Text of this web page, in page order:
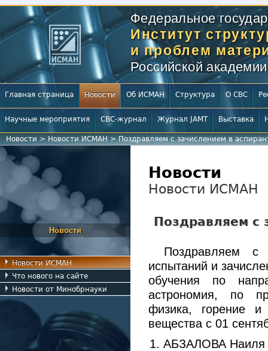
Федеральное
Институт
и проблем
Российской
Главная страница Новости Об ИСМАН Структура О СВС
Научные мероприятия СВС-журнал Журнал JAMT Выставка
Новости>Новости ИСМАН>Поздравляем с зачислением в
Новости
Новости ИСМАН
Что нового на сайте
Новости от Минобрнауки
Новости
Новости ИСМАН
Поздравляем с
Поздравляем с
испытаний и
обучения по
астрономия, по
физика, горение и
вещества с 01
АБЗАЛОВА Наиля